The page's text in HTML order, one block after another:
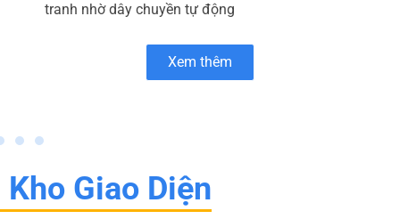
tranh nhờ dây chuyền tự động
Xem thêm
Kho Giao Diện